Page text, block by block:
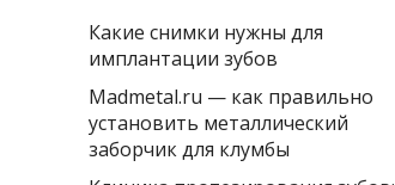
Какие снимки нужны для
имплантации зубов
Madmetal.ru — как правильно
установить металлический
заборчик для клумбы